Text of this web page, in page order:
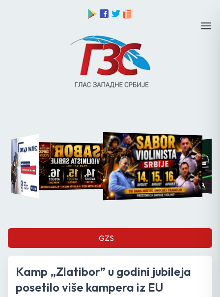
GZS
Kamp „Zlatibor” u godini jubileja
posetilo više kampera iz EU